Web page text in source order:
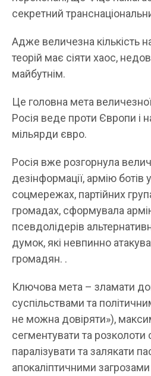
секретний
Адже величезна кількість
теорій має сіяти хаос,
майбутнім.
Це головна мета
Росія веде проти Європи і
мільярди євро.
Росія вже розгорнула
дезінформації, армію ботів
соцмережах, партійних
громадах, сформувала
псевдолідерів
думок, які невпинно
громадян. .
Ключова мета – зламати
суспільствами та
не можна довіряти»),
сегментувати та розколоти
паралізувати та залякати
апокаліптичними